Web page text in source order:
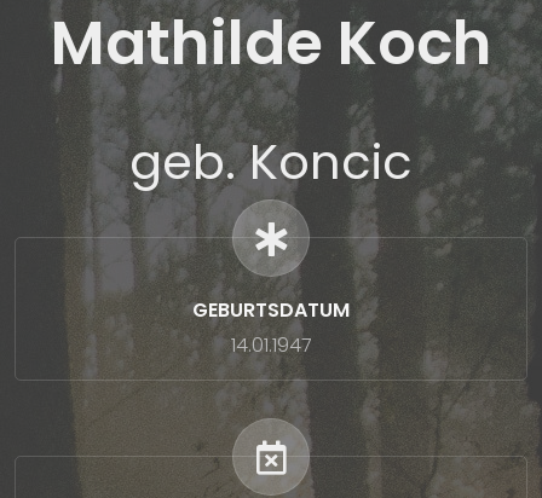
Mathilde Koch
geb. Koncic
GEBURTSDATUM
14.01.1947